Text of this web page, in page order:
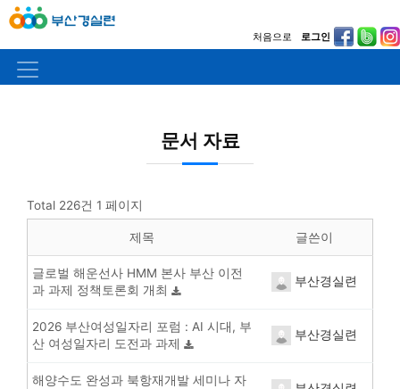
처음으로 로그인
문서 자료
Total 226건 1 페이지
제목 글쓴이
글로벌 해운선사 HMM 본사 부산 이전
과 과제 정책토론회 개최
부산경실련
2026 부산여성일자리 포럼 : AI 시대, 부
산 여성일자리 도전과 과제
부산경실련
해양수도 완성과 북항재개발 세미나 자